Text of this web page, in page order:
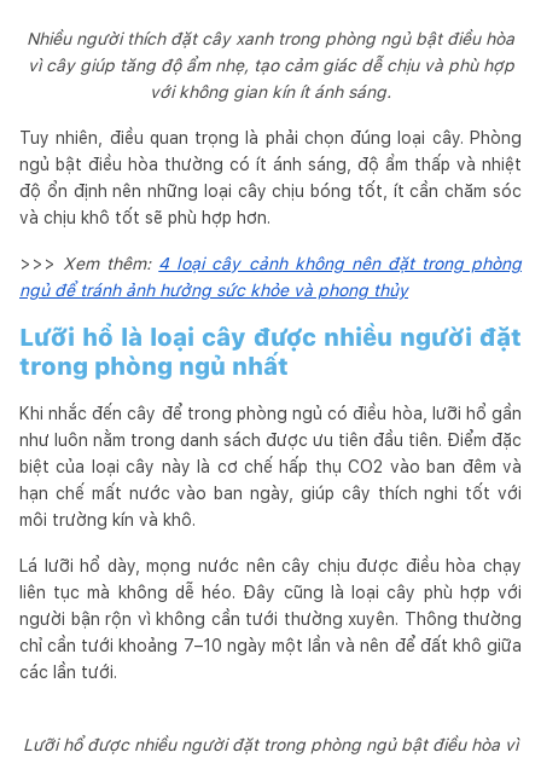
Nhiều người thích đặt cây xanh trong phòng ngủ bật điều hòa
vì cây giúp tăng độ ẩm nhẹ, tạo cảm giác dễ chịu và phù hợp
với không gian kín ít ánh sáng.
Tuy nhiên, điều quan trọng là phải chọn đúng loại cây. Phòng
ngủ bật điều hòa thường có ít ánh sáng, độ ẩm thấp và nhiệt
độ ổn định nên những loại cây chịu bóng tốt, ít cần chăm sóc
và chịu khô tốt sẽ phù hợp hơn.
>>> Xem thêm: 4 loại cây cảnh không nên đặt trong phòng
ngủ để tránh ảnh hưởng sức khỏe và phong thủy
Lưỡi hổ là loại cây được nhiều người đặt
trong phòng ngủ nhất
Khi nhắc đến cây để trong phòng ngủ có điều hòa, lưỡi hổ gần
như luôn nằm trong danh sách được ưu tiên đầu tiên. Điểm đặc
biệt của loại cây này là cơ chế hấp thụ CO2 vào ban đêm và
hạn chế mất nước vào ban ngày, giúp cây thích nghi tốt với
môi trường kín và khô.
Lá lưỡi hổ dày, mọng nước nên cây chịu được điều hòa chạy
liên tục mà không dễ héo. Đây cũng là loại cây phù hợp với
người bận rộn vì không cần tưới thường xuyên. Thông thường
chỉ cần tưới khoảng 7–10 ngày một lần và nên để đất khô giữa
các lần tưới.
Lưỡi hổ được nhiều người đặt trong phòng ngủ bật điều hòa vì